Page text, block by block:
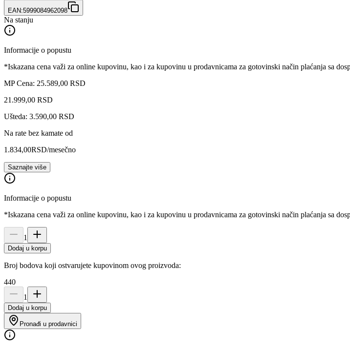
EAN:5999084962098
Na stanju
Informacije o popustu
*Iskazana cena važi za online kupovinu, kao i za kupovinu u prodavnicama za gotovinski način plaćanja sa
MP Cena: 25.589,00 RSD
21.999,00 RSD
Ušteda: 3.590,00 RSD
Na rate bez kamate od
1.834,00RSD/mesečno
Saznajte više
Informacije o popustu
*Iskazana cena važi za online kupovinu, kao i za kupovinu u prodavnicama za gotovinski način plaćanja sa
1
Dodaj u korpu
Broj bodova koji ostvarujete kupovinom ovog proizvoda:
440
1
Dodaj u korpu
Pronađi u prodavnici